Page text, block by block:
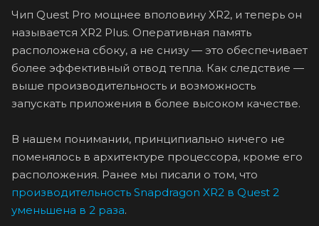
Чип Quest Pro мощнее вполовину XR2, и теперь он
называется XR2 Plus. Оперативная память
расположена сбоку, а не снизу — это обеспечивает
более эффективный отвод тепла. Как следствие —
выше производительность и возможность
запускать приложения в более высоком качестве.
В нашем понимании, принципиально ничего не
поменялось в архитектуре процессора, кроме его
расположения. Ранее мы писали о том, что
производительность Snapdragon XR2 в Quest 2
уменьшена в 2 раза.